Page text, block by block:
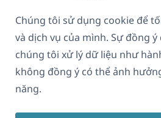
Chúng tôi sử dụng cookie để
và dịch vụ của mình. Sự đồng
chúng tôi xử lý dữ liệu như
không đồng ý có thể ảnh
năng.
trong
cửa
sổ
mới)
cửa
sổ